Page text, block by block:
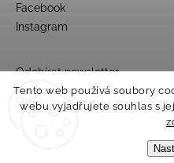
Tento web používá soubory
webu vyjadřujete souhlas s
Facebook
Instagram
Odebírat newsletter